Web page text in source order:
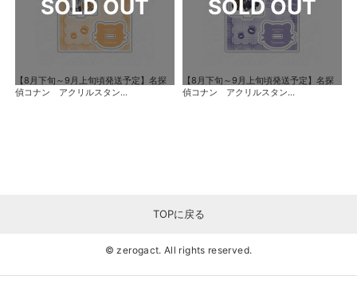
【8月下旬～9月上旬頃発送予定】名探
偵コナン アクリルスタン...
【8月下旬～9月上旬頃発送予定】名探
偵コナン アクリルスタン...
TOPに戻る
© zerogact. All rights reserved.